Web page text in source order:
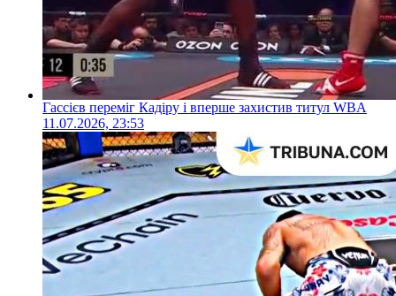
Гассієв переміг Кадіру і вперше захистив титул WBA
11.07.2026, 23:53